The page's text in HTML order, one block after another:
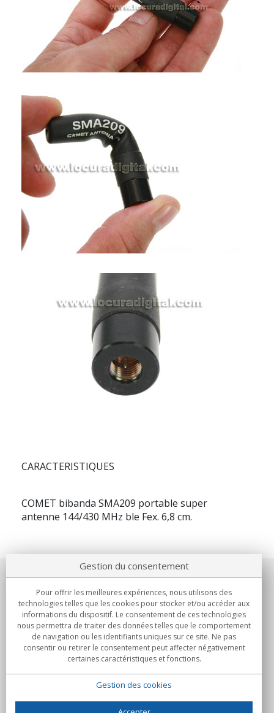
CARACTERISTIQUES
COMET bibanda SMA209 portable super
antenne 144/430 MHz ble Fex. 6,8 cm.
Notre société
Engagements
Achats
Gestion du consentement
Pour offrir les meilleures expériences, nous utilisons des
technologies telles que les cookies pour stocker et/ou accéder aux
informations du dispositif. Le consentement de ces technologies
nous permettra de traiter des données telles que le comportement
de navigation ou les identifiants uniques sur ce site. Ne pas
consentir ou retirer le consentement peut affecter négativement
certaines caractéristiques et fonctions.
Gestion des cookies